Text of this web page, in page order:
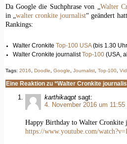
Da Google die Suchphrase von „Walter
in „walter cronkite journalist“ geändert
Rankings:
Walter Cronkite Top-100 USA(bis 1.30
Walter Cronkite journalistTop-100 (USA,
Tags: 2016, Doodle, Google, Journalist, Top-100,
Eine Reaktion zu “Walter Cronkite
karthikaqpt sagt:
4. November 2016 um 11:55
Happy Birthday to Walter Cronkite
https://www.youtube.com/